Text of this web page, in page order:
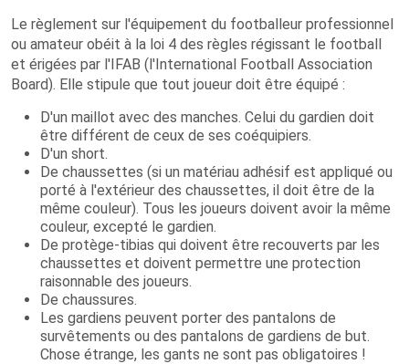
Le règlement sur l'équipement du footballeur professionnel
ou amateur obéit à la loi 4 des règles régissant le football
et érigées par l'IFAB (l'International Football Association
Board). Elle stipule que tout joueur doit être équipé :
D'un maillot avec des manches. Celui du gardien doit
être différent de ceux de ses coéquipiers.
D'un short.
De chaussettes (si un matériau adhésif est appliqué ou
porté à l'extérieur des chaussettes, il doit être de la
même couleur). Tous les joueurs doivent avoir la même
couleur, excepté le gardien.
De protège-tibias qui doivent être recouverts par les
chaussettes et doivent permettre une protection
raisonnable des joueurs.
De chaussures.
Les gardiens peuvent porter des pantalons de
survêtements ou des pantalons de gardiens de but.
Chose étrange, les gants ne sont pas obligatoires !